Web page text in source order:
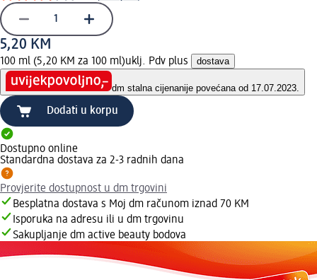
5,20 KM
100 ml (5,20 KM za 100 ml)uklj. Pdv plus dostava
dm stalna cijenanije povećana od 17.07.2023.
Dodati u korpu
Dostupno online
Standardna dostava za 2-3 radnih dana
Provjerite dostupnost u dm trgovini
Besplatna dostava s Moj dm računom iznad 70 KM
Isporuka na adresu ili u dm trgovinu
Sakupljanje dm active beauty bodova